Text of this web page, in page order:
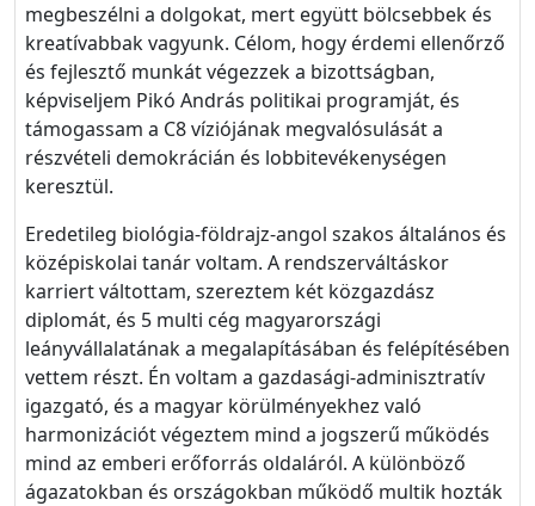
megbeszélni a dolgokat, mert együtt bölcsebbek és
kreatívabbak vagyunk. Célom, hogy érdemi ellenőrző
és fejlesztő munkát végezzek a bizottságban,
képviseljem Pikó András politikai programját, és
támogassam a C8 víziójának megvalósulását a
részvételi demokrácián és lobbitevékenységen
keresztül.
Eredetileg biológia-földrajz-angol szakos általános és
középiskolai tanár voltam. A rendszerváltáskor
karriert váltottam, szereztem két közgazdász
diplomát, és 5 multi cég magyarországi
leányvállalatának a megalapításában és felépítésében
vettem részt. Én voltam a gazdasági-adminisztratív
igazgató, és a magyar körülményekhez való
harmonizációt végeztem mind a jogszerű működés
mind az emberi erőforrás oldaláról. A különböző
ágazatokban és országokban működő multik hozták